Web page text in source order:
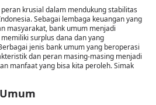
krusial dalam mendukung stabilitas
Sebagai lembaga keuangan yang
masyarakat, bank umum menjadi
surplus dana dan yang
jenis bank umum yang beroperasi
dan peran masing-masing menjadi
manfaat yang bisa kita peroleh. Simak